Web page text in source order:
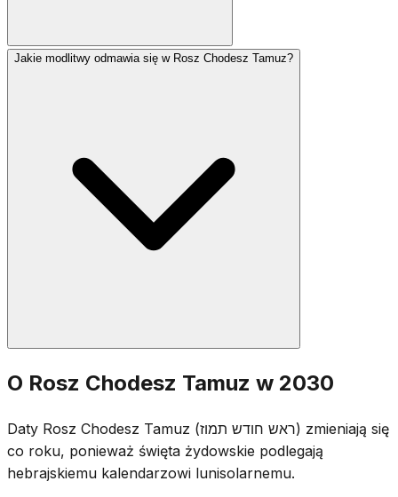
grzech złotego cielca i rozbicie przez Mojżesza
pierwszych tablic miały miejsce właśnie w tym miesiącu.
Jakie modlitwy odmawia się w Rosz Chodesz Tamuz?
Odmawia się standardowe modlitwy Rosz Chodesz:
połowę Halelu, Jaale We'Jawo, czytanie Tory i Musaf.
Choć sam Rosz Chodesz jest dniem radosnym,
społeczność jest świadoma, że uroczysty okres Trzech
Tygodni zaczyna się w dalszej części miesiąca, 17
Tamuza.
O Rosz Chodesz Tamuz w 2030
Daty Rosz Chodesz Tamuz (ראש חודש תמוז) zmieniają się
co roku, ponieważ święta żydowskie podlegają
hebrajskiemu kalendarzowi lunisolarnemu.